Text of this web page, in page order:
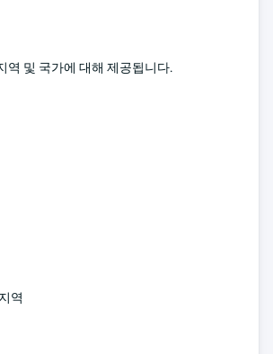
역 및 국가에 대해 제공됩니다.
역